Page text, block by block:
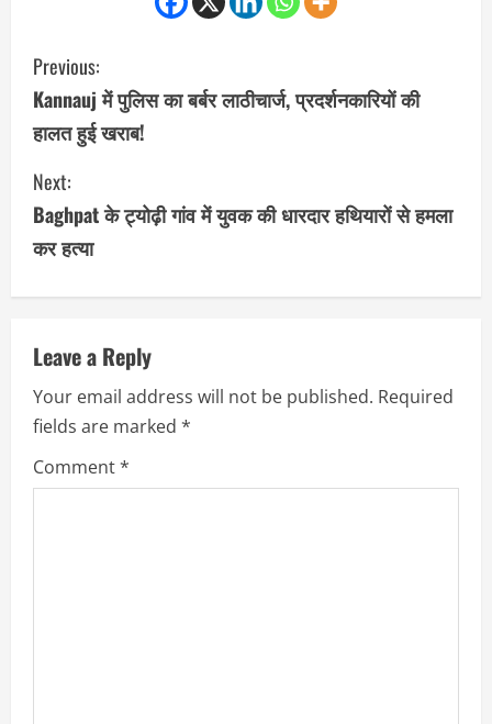
C
o
n
t
i
n
e
R
e
Previous:
Kannauj में पुलिस का बर्बर लाठीचार्ज, प्रदर्शनकारियों की
हालत हुई खराब!
Next:
Baghpat के ट्योढ़ी गांव में युवक की धारदार हथियारों से हमला
कर हत्या
Leave a Reply
Your email address will not be published. Required
fields are marked *
Comment*